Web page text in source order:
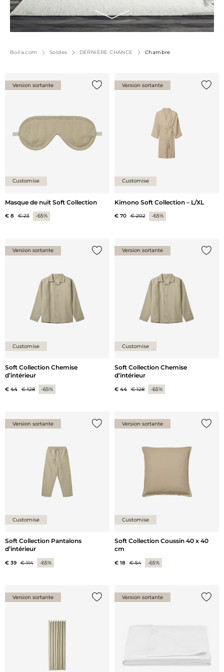
Bolia.com Soldes DERNIÈRE CHANCE Chambre
Version sortante
Customise
Masque de nuit Soft Collection
€ 8 € 23 -65%
Version sortante
Customise
Kimono Soft Collection – L/XL
€ 70 € 202 -65%
Version sortante
Customise
Soft Collection Chemise
d’intérieur
€ 44 € 128 -65%
Version sortante
Customise
Soft Collection Chemise
d’intérieur
€ 44 € 128 -65%
Version sortante
Customise
Soft Collection Pantalons
d’intérieur
€ 39 € 114 -65%
Version sortante
Customise
Soft Collection Coussin 40 x 40
cm
€ 18 € 54 -65%
Version sortante Version sortante